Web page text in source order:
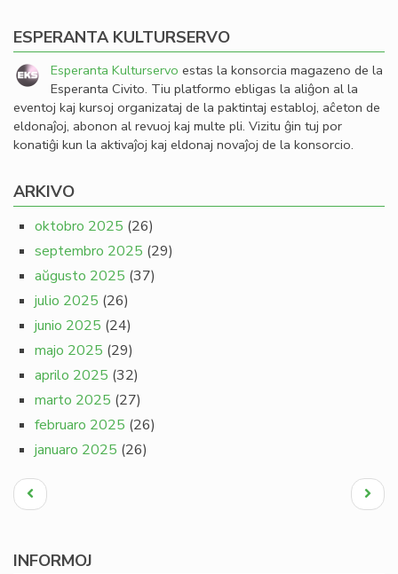
ESPERANTA KULTURSERVO
Esperanta Kulturservo estas la konsorcia magazeno de la
Esperanta Civito. Tiu platformo ebligas la aliĝon al la
eventoj kaj kursoj organizataj de la paktintaj establoj, aĉeton de
eldonaĵoj, abonon al revuoj kaj multe pli. Vizitu ĝin tuj por
konatiĝi kun la aktivaĵoj kaj eldonaj novaĵoj de la konsorcio.
ARKIVO
oktobro 2025 (26)
septembro 2025 (29)
aŭgusto 2025 (37)
julio 2025 (26)
junio 2025 (24)
majo 2025 (29)
aprilo 2025 (32)
marto 2025 (27)
februaro 2025 (26)
januaro 2025 (26)
Pagination
Antaŭa
paĝo
Next
page
INFORMOJ